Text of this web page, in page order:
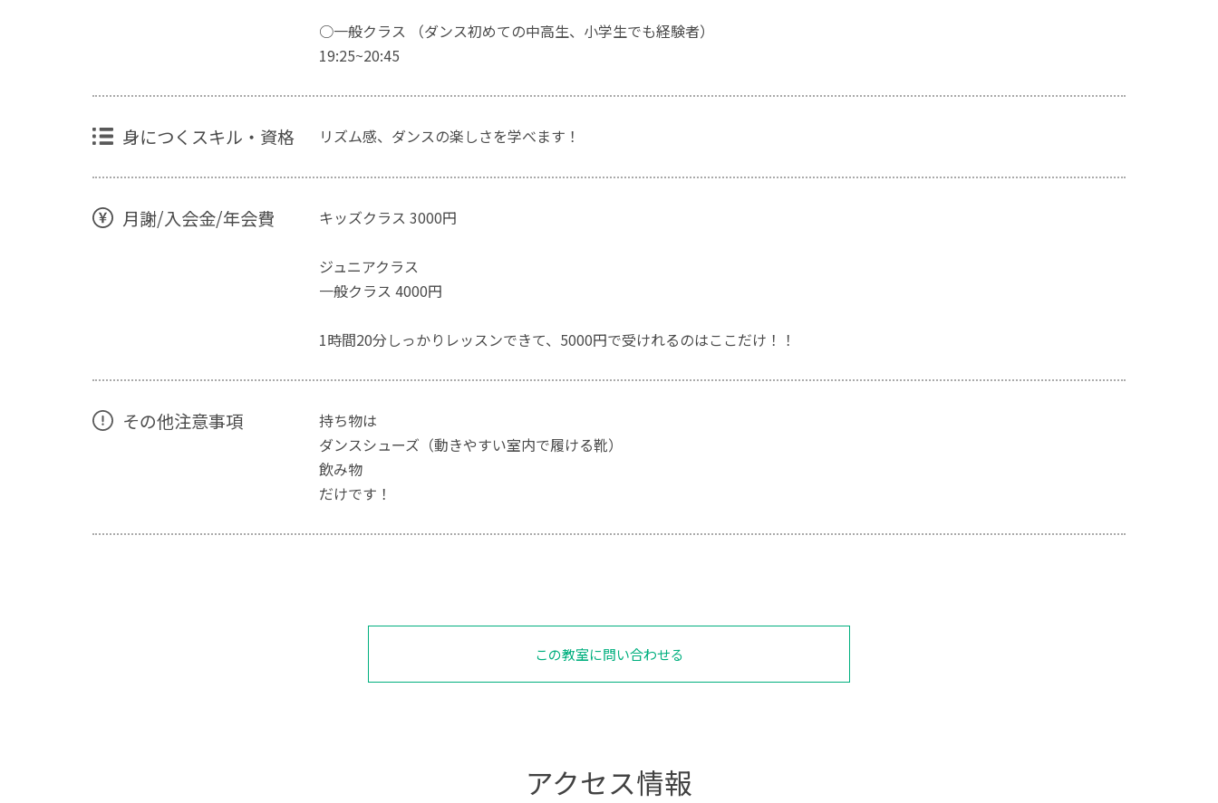
○一般クラス （ダンス初めての中高生、小学生でも経験者）
19:25~20:45
身につくスキル・資格 リズム感、ダンスの楽しさを学べます！
月謝/入会金/年会費 キッズクラス 3000円
ジュニアクラス
一般クラス 4000円
1時間20分しっかりレッスンできて、5000円で受けれるのはここだけ！！
その他注意事項
持ち物は
ダンスシューズ（動きやすい室内で履ける靴）
飲み物
だけです！
この教室に問い合わせる
アクセス情報